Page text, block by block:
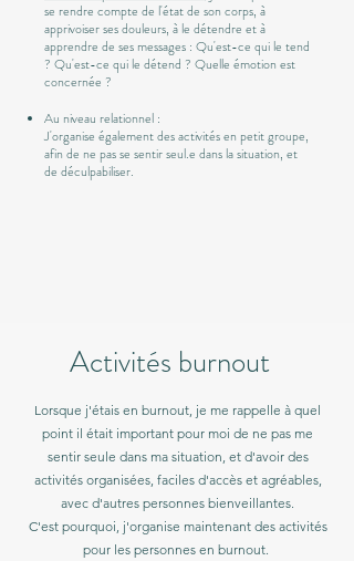
se rendre compte de l'état de son corps, à
apprivoiser ses douleurs, à le détendre et à
apprendre de ses messages : Qu'est-ce qui le tend
? Qu'est-ce qui le détend ? Quelle émotion est
concernée ? ​​
Au niveau relationnel :
J'organise également des activités en petit groupe,
afin de ne pas se sentir seul.e dans la situation, et
de déculpabiliser.
Activités burnout
Lorsque j'étais en burnout, je me rappelle à quel
point il était important pour moi de ne pas me
sentir seule dans ma situation, et d'avoir des
activités organisées, faciles d'accès et agréables,
avec d'autres personnes bienveillantes.
C'est pourquoi, j'organise maintenant des activités
pour les personnes en burnout.